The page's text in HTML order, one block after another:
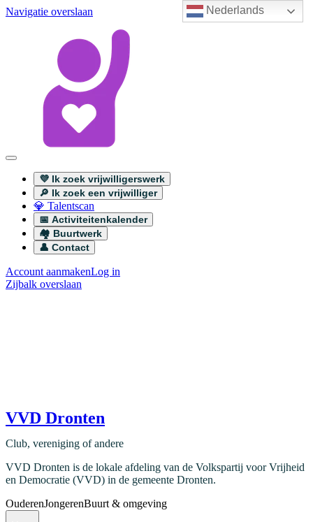
Nederlands
Navigatie overslaan
💜 Ik zoek vrijwilligerswerk
🔎 Ik zoek een vrijwilliger
💎 Talentscan
📅 Activiteitenkalender
🏘️ Buurtwerk
👤 Contact
Account aanmakenLog in
Zijbalk overslaan
VVD Dronten
Club, vereniging of andere
VVD Dronten is de lokale afdeling van de Volkspartij voor Vrijheid
en Democratie (VVD) in de gemeente Dronten.
OuderenJongerenBuurt & omgeving